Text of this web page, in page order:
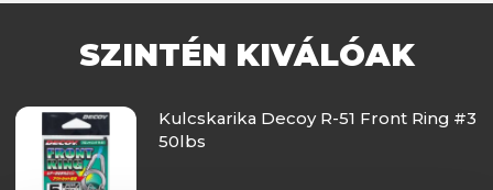
SZINTÉN KIVÁLÓAK
Kulcskarika Decoy R-51 Front Ring #3
50lbs